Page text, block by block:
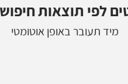
לפי תוצאות
מיד תעובר באופן אוטומטי